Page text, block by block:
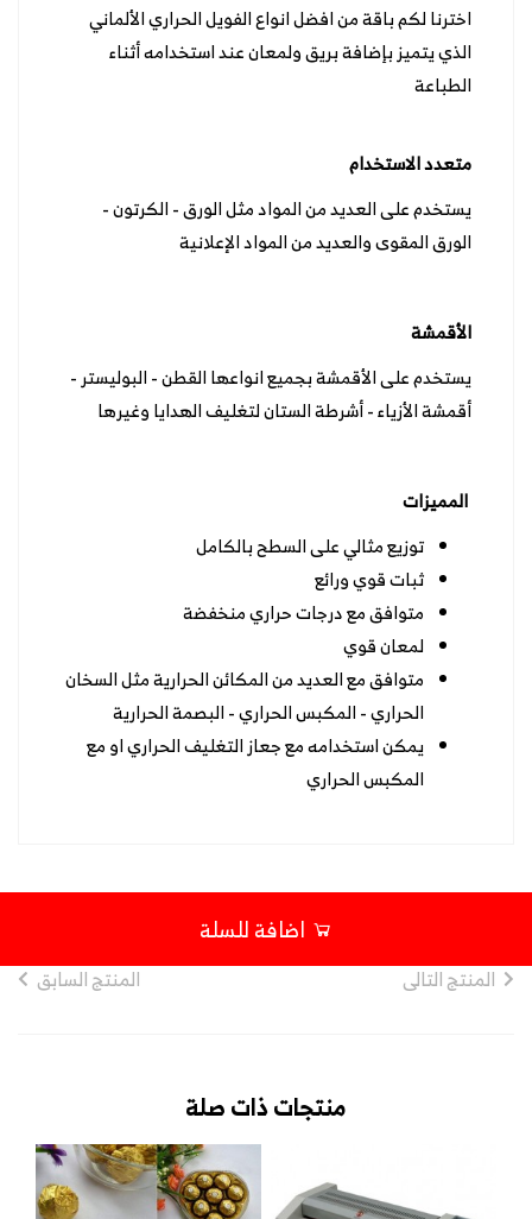
اخترنا لكم باقة من افضل انواع الفويل الحراري الألماني
الذي يتميز بإضافة بريق ولمعان عند استخدامه أثناء
الطباعة
متعدد الاستخدام
يستخدم على العديد من المواد مثل الورق - الكرتون -
الورق المقوى والعديد من المواد الإعلانية
الأقمشة
يستخدم على الأقمشة بجميع انواعها القطن - البوليستر -
أقمشة الأزياء - أشرطة الستان لتغليف الهدايا وغيرها
المميزات
توزيع مثالي على السطح بالكامل
ثبات قوي ورائع
متوافق مع درجات حراري منخفضة
لمعان قوي
متوافق مع العديد من المكائن الحرارية مثل السخان
الحراري - المكبس الحراري - البصمة الحرارية
يمكن استخدامه مع جعاز التغليف الحراري او مع
المكبس الحراري
اضافة للسلة
المنتج التالى المنتج السابق
منتجات ذات صلة